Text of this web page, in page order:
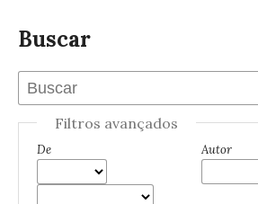
Buscar
Filtros avançados
De Autor